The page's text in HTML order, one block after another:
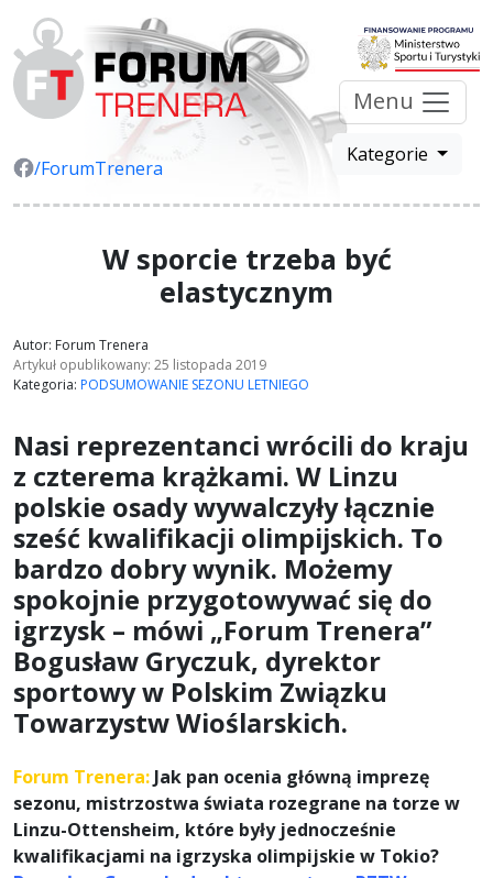
/ForumTrenera
Menu
Kategorie
W sporcie trzeba być
elastycznym
Autor: Forum Trenera
Artykuł opublikowany: 25 listopada 2019
Kategoria: PODSUMOWANIE SEZONU LETNIEGO
Nasi reprezentanci wrócili do kraju
z czterema krążkami. W Linzu
polskie osady wywalczyły łącznie
sześć kwalifikacji olimpijskich. To
bardzo dobry wynik. Możemy
spokojnie przygotowywać się do
igrzysk – mówi „Forum Trenera”
Bogusław Gryczuk, dyrektor
sportowy w Polskim Związku
Towarzystw Wioślarskich.
Forum Trenera: Jak pan ocenia główną imprezę
sezonu, mistrzostwa świata rozegrane na torze w
Linzu-Ottensheim, które były jednocześnie
kwalifikacjami na igrzyska olimpijskie w Tokio?